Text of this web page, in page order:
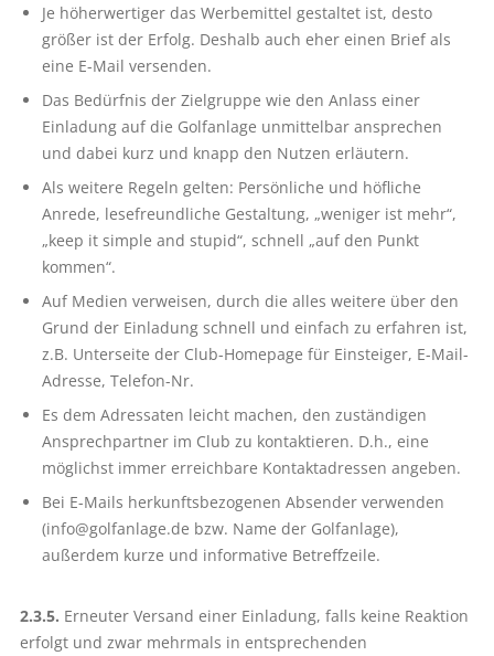
Je höherwertiger das Werbemittel gestaltet ist, desto
größer ist der Erfolg. Deshalb auch eher einen Brief als
eine E-Mail versenden.
Das Bedürfnis der Zielgruppe wie den Anlass einer
Einladung auf die Golfanlage unmittelbar ansprechen
und dabei kurz und knapp den Nutzen erläutern.
Als weitere Regeln gelten: Persönliche und höfliche
Anrede, lesefreundliche Gestaltung, „weniger ist mehr“,
„keep it simple and stupid“, schnell „auf den Punkt
kommen“.
Auf Medien verweisen, durch die alles weitere über den
Grund der Einladung schnell und einfach zu erfahren ist,
z.B. Unterseite der Club-Homepage für Einsteiger, E-Mail-
Adresse, Telefon-Nr.
Es dem Adressaten leicht machen, den zuständigen
Ansprechpartner im Club zu kontaktieren. D.h., eine
möglichst immer erreichbare Kontaktadressen angeben.
Bei E-Mails herkunftsbezogenen Absender verwenden
(info@­golfanlage.de bzw. Name der Golfanlage),
außerdem kurze und informative Betreffzeile.
2.3.5. Erneuter Versand einer Einladung, falls keine Reaktion
erfolgt und zwar mehrmals in entsprechenden